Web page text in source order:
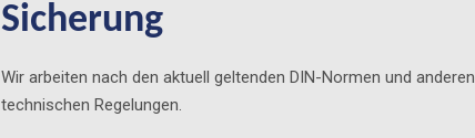
Sicherung
Wir arbeiten nach den aktuell geltenden DIN-Normen und anderen
technischen Regelungen.